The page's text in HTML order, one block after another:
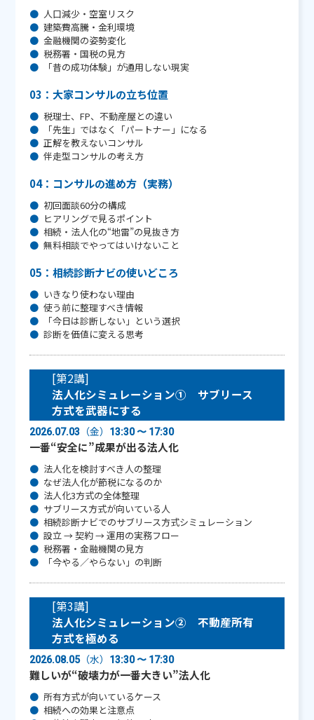
人口減少・空室リスク
建築費高騰・金利環境
金融機関の姿勢変化
税務署・国税の見方
「昔の成功体験」が通用しない現実
03：大家コンサルの立ち位置
税理士、FP、不動産屋との違い
「先生」ではなく「パートナー」になる
正解を教えないコンサル
伴走型コンサルの考え方
04：コンサルの進め方（実務）
初回面談60分の構成
ヒアリングで見るポイント
相続・法人化の“地雷”の見抜き方
無料相談でやってはいけないこと
05：相続診断ナビの使いどころ
いきなり使わない理由
使う前に整理すべき情報
「今日は診断しない」という選択
診断を価値に変える思考
[第2講]
法人化シミュレーション➀ サブリース
方式を武器にする
2026.07.03 （金） 13:30 〜 17:30
一番“安全に”成果が出る法人化
法人化を検討すべき人の整理
なぜ法人化が節税になるのか
法人化3方式の全体整理
サブリース方式が向いている人
相続診断ナビでのサブリース方式シミュレーション
設立 → 契約 → 運用の実務フロー
税務署・金融機関の見方
「今やる／やらない」の判断
[第3講]
法人化シミュレーション➁ 不動産所有
方式を極める
2026.08.05（水） 13:30 〜 17:30
難しいが“破壊力が一番大きい”法人化
所有方式が向いているケース
相続への効果と注意点